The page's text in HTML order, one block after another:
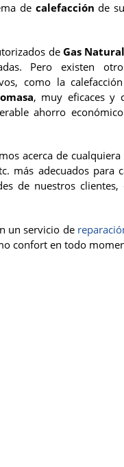
de calefacciónde
de Gas Natural
Pero existen
como la
, muy eficaces y
ahorro
acerca de
más adecuados para
de nuestros
un servicio de
confort en todo